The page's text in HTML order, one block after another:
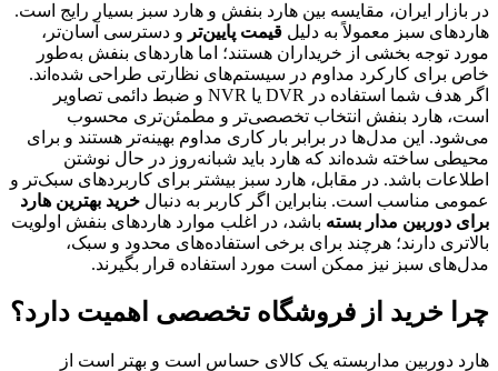
در بازار ایران، مقایسه بین هارد بنفش و هارد سبز بسیار رایج است.
هاردهای سبز معمولاً به دلیل قیمت پایین‌تر و دسترسی آسان‌تر،
مورد توجه بخشی از خریداران هستند؛ اما هاردهای بنفش به‌طور
خاص برای کارکرد مداوم در سیستم‌های نظارتی طراحی شده‌اند.
اگر هدف شما استفاده در DVR یا NVR و ضبط دائمی تصاویر
است، هارد بنفش انتخاب تخصصی‌تر و مطمئن‌تری محسوب
می‌شود. این مدل‌ها در برابر بار کاری مداوم بهینه‌تر هستند و برای
محیطی ساخته شده‌اند که هارد باید شبانه‌روز در حال نوشتن
اطلاعات باشد. در مقابل، هارد سبز بیشتر برای کاربردهای سبک‌تر و
عمومی مناسب است. بنابراین اگر کاربر به دنبال خرید بهترین هارد
برای دوربین مدار بسته باشد، در اغلب موارد هاردهای بنفش اولویت
بالاتری دارند؛ هرچند برای برخی استفاده‌های محدود و سبک،
مدل‌های سبز نیز ممکن است مورد استفاده قرار بگیرند.
چرا خرید از فروشگاه تخصصی اهمیت دارد؟
هارد دوربین مداربسته یک کالای حساس است و بهتر است از